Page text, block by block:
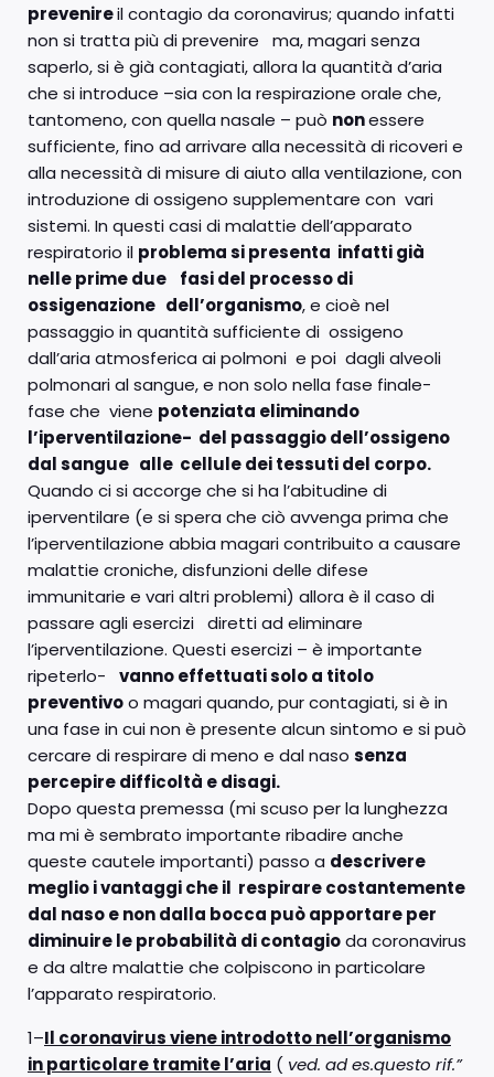
prevenireil contagio da coronavirus; quando infatti
non si tratta più di prevenire ma, magari senza
saperlo, si è già contagiati, allora la quantità d’aria
che si introduce –sia con la respirazione orale che,
tantomeno, con quella nasale – può nonessere
sufficiente, fino ad arrivare alla necessità di ricoveri e
alla necessità di misure di aiuto alla ventilazione, con
introduzione di ossigeno supplementare con vari
sistemi. In questi casi di malattie dell’apparato
respiratorio il problema si presenta infatti già
nelle prime due fasi del processo di
ossigenazione dell’organismo, e cioè nel
passaggio in quantità sufficiente di ossigeno
dall’aria atmosferica ai polmoni e poi dagli alveoli
polmonari al sangue, e non solo nella fase finale-
fase che viene potenziata eliminando
l’iperventilazione- del passaggio dell’ossigeno
dal sangue alle cellule dei tessuti del corpo.
Quando ci si accorge che si ha l’abitudine di
iperventilare (e si spera che ciò avvenga prima che
l’iperventilazione abbia magari contribuito a causare
malattie croniche, disfunzioni delle difese
immunitarie e vari altri problemi) allora è il caso di
passare agli esercizi diretti ad eliminare
l’iperventilazione. Questi esercizi – è importante
ripeterlo- vanno effettuati solo a titolo
preventivoo magari quando, pur contagiati, si è in
una fase in cui non è presente alcun sintomo e si può
cercare di respirare di meno e dal naso senza
percepire difficoltà e disagi.
Dopo questa premessa (mi scuso per la lunghezza
ma mi è sembrato importante ribadire anche
queste cautele importanti) passo a descrivere
meglio i vantaggi che il respirare costantemente
dal naso e non dalla bocca può apportare per
diminuire le probabilità di contagioda coronavirus
e da altre malattie che colpiscono in particolare
l’apparato respiratorio.
1–Il coronavirus viene introdotto nell’organismo
in particolare tramite l’aria ( ved. ad es.questo rif.”